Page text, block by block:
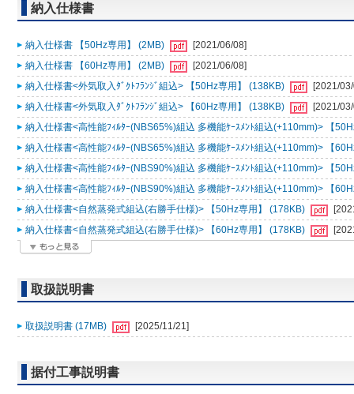
納入仕様書
納入仕様書 【50Hz専用】 (2MB)
[2021/06/08]
納入仕様書 【60Hz専用】 (2MB)
[2021/06/08]
納入仕様書<外気取入ﾀﾞｸﾄﾌﾗﾝｼﾞ組込> 【50Hz専用】 (138KB)
[2021/
納入仕様書<外気取入ﾀﾞｸﾄﾌﾗﾝｼﾞ組込> 【60Hz専用】 (138KB)
[2021/
納入仕様書<高性能ﾌｨﾙﾀｰ(NBS65%)組込 多機能ｹｰｽﾒﾝﾄ組込(+110mm)> 【
納入仕様書<高性能ﾌｨﾙﾀｰ(NBS65%)組込 多機能ｹｰｽﾒﾝﾄ組込(+110mm)> 【
納入仕様書<高性能ﾌｨﾙﾀｰ(NBS90%)組込 多機能ｹｰｽﾒﾝﾄ組込(+110mm)> 【
納入仕様書<高性能ﾌｨﾙﾀｰ(NBS90%)組込 多機能ｹｰｽﾒﾝﾄ組込(+110mm)> 【
納入仕様書<自然蒸発式組込(右勝手仕様)> 【50Hz専用】 (178KB)
納入仕様書<自然蒸発式組込(右勝手仕様)> 【60Hz専用】 (178KB)
取扱説明書
取扱説明書 (17MB) [2025/11/21]
据付工事説明書